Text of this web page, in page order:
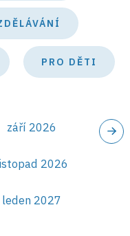
PRO DĚTI
září 2026
2026
leden 2027